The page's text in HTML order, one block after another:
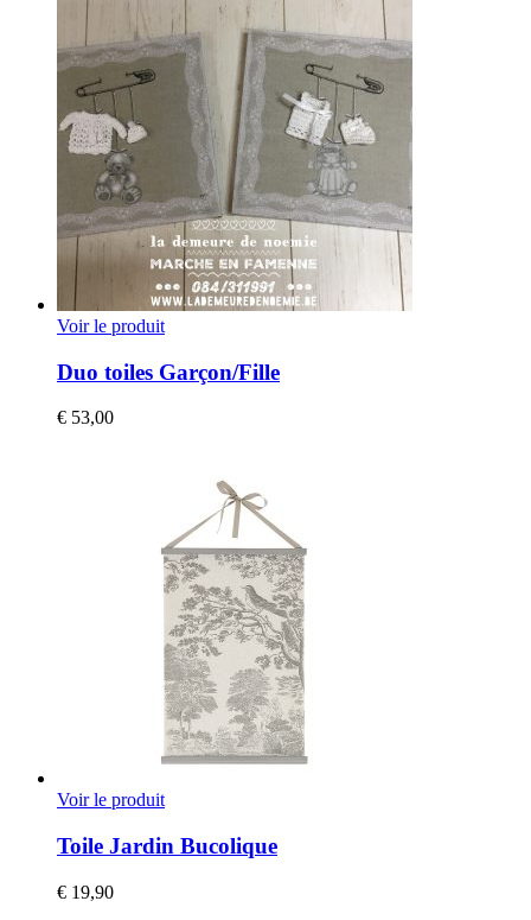
Voir le produit
Duo toiles Garçon/Fille
€ 53,00
Voir le produit
Toile Jardin Bucolique
€ 19,90